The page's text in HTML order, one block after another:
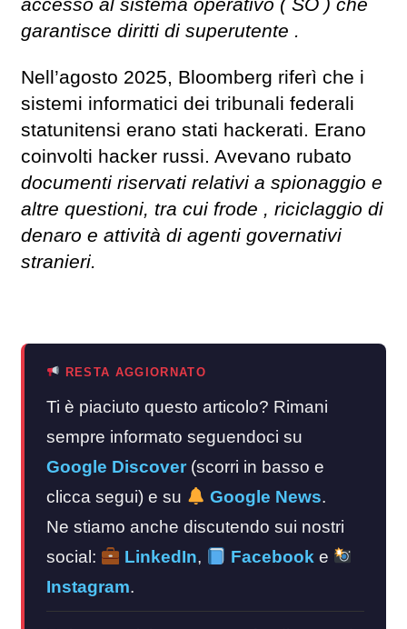
accesso al sistema operativo ( SO ) che
garantisce diritti di superutente .
Nell’agosto 2025, Bloomberg riferì che i
sistemi informatici dei tribunali federali
statunitensi erano stati hackerati. Erano
coinvolti hacker russi. Avevano rubato
documenti riservati relativi a spionaggio e
altre questioni, tra cui frode , riciclaggio di
denaro e attività di agenti governativi
stranieri.
RESTA AGGIORNATO
Ti è piaciuto questo articolo? Rimani
sempre informato seguendoci su
Google Discover (scorri in basso e
clicca segui) e su
Google News.
Ne stiamo anche discutendo sui nostri
social:
LinkedIn, Facebook e
Instagram.